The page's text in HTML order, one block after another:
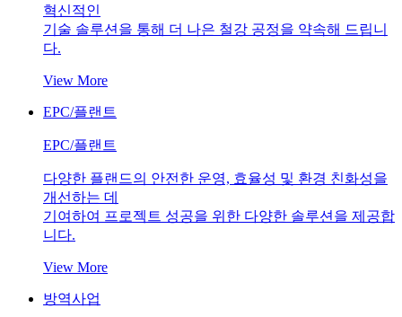
혁신적인
기술 솔루션을 통해 더 나은 철강 공정을 약속해 드립니
다.
View More
EPC/플랜트
EPC/플랜트
다양한 플랜드의 안전한 운영, 효율성 및 환경 친화성을
개선하는 데
기여하여 프로젝트 성공을 위한 다양한 솔루션을 제공합
니다.
View More
방역사업